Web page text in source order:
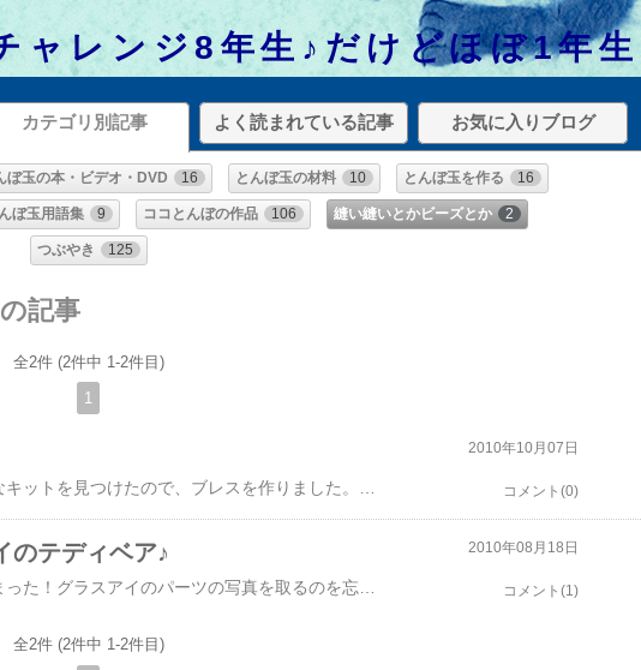
ャレンジ8年生♪だけどほぼ1年生
カテゴリ別記事 よく読まれている記事 お気に入りブログ
ぼ玉の本・ビデオ・DVD 16 とんぼ玉の材料 10 とんぼ玉を作る 16
ぼ玉用語集 9 ココとんぼの作品 106 縫い縫いとかビーズとか 2
つぶやき 125
記事
全2件 (2件中 1-2件目)
1
2010年10月07日
コメント(0)
のテディベア♪ 2010年08月18日
コメント(1)
全2件 (2件中 1-2件目)